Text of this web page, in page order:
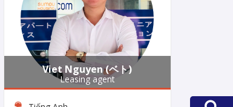
Viet Nguyen (ベト)
Leasing agent